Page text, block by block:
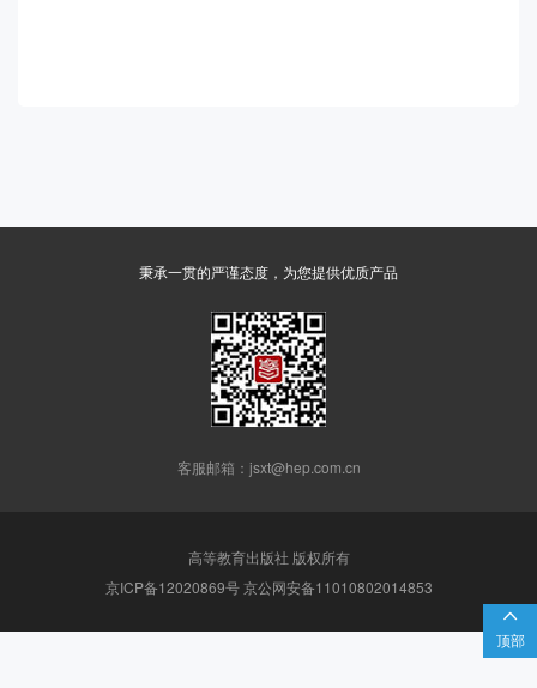

顶部
秉承一贯的严谨态度，为您提供优质产品
客服邮箱：jsxt@hep.com.cn
高等教育出版社 版权所有
京ICP备12020869号 京公网安备11010802014853